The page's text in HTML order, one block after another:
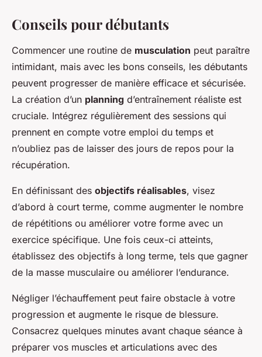
Conseils pour débutants
Commencer une routine de musculation peut paraître
intimidant, mais avec les bons conseils, les débutants
peuvent progresser de manière efficace et sécurisée.
La création d’un planning d’entraînement réaliste est
cruciale. Intégrez régulièrement des sessions qui
prennent en compte votre emploi du temps et
n’oubliez pas de laisser des jours de repos pour la
récupération.
En définissant des objectifs réalisables, visez
d’abord à court terme, comme augmenter le nombre
de répétitions ou améliorer votre forme avec un
exercice spécifique. Une fois ceux-ci atteints,
établissez des objectifs à long terme, tels que gagner
de la masse musculaire ou améliorer l’endurance.
Négliger l’échauffement peut faire obstacle à votre
progression et augmente le risque de blessure.
Consacrez quelques minutes avant chaque séance à
préparer vos muscles et articulations avec des